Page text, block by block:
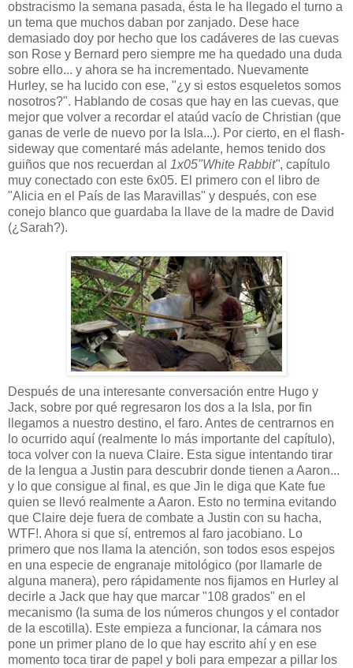
obstracismo la semana pasada, ésta le ha llegado el turno a
un tema que muchos daban por zanjado. Dese hace
demasiado doy por hecho que los cadáveres de las cuevas
son Rose y Bernard pero siempre me ha quedado una duda
sobre ello... y ahora se ha incrementado. Nuevamente
Hurley, se ha lucido con ese, "¿y si estos esqueletos somos
nosotros?". Hablando de cosas que hay en las cuevas, que
mejor que volver a recordar el ataúd vacío de Christian (que
ganas de verle de nuevo por la Isla...). Por cierto, en el flash-
sideway que comentaré más adelante, hemos tenido dos
guiños que nos recuerdan al 1x05"White Rabbit", capítulo
muy conectado con este 6x05. El primero con el libro de
"Alicia en el País de las Maravillas" y después, con ese
conejo blanco que guardaba la llave de la madre de David
(¿Sarah?).
Después de una interesante conversación entre Hugo y
Jack, sobre por qué regresaron los dos a la Isla, por fin
llegamos a nuestro destino, el faro. Antes de centrarnos en
lo ocurrido aquí (realmente lo más importante del capítulo),
toca volver con la nueva Claire. Esta sigue intentando tirar
de la lengua a Justin para descubrir donde tienen a Aaron...
y lo que consigue al final, es que Jin le diga que Kate fue
quien se llevó realmente a Aaron. Esto no termina evitando
que Claire deje fuera de combate a Justin con su hacha,
WTF!. Ahora si que sí, entremos al faro jacobiano. Lo
primero que nos llama la atención, son todos esos espejos
en una especie de engranaje mitológico (por llamarle de
alguna manera), pero rápidamente nos fijamos en Hurley al
decirle a Jack que hay que marcar "108 grados" en el
mecanismo (la suma de los números chungos y el contador
de la escotilla). Este empieza a funcionar, la cámara nos
pone un primer plano de lo que hay escrito ahí y en ese
momento toca tirar de papel y boli para empezar a pillar los